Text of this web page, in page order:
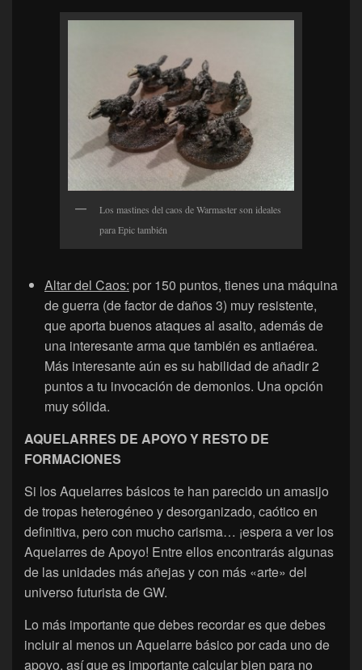
Los mastines del caos de Warmaster son ideales
para Epic también
Altar del Caos: por 150 puntos, tienes una máquina
de guerra (de factor de daños 3) muy resistente,
que aporta buenos ataques al asalto, además de
una interesante arma que también es antiaérea.
Más interesante aún es su habilidad de añadir 2
puntos a tu invocación de demonios. Una opción
muy sólida.
AQUELARRES DE APOYO Y RESTO DE
FORMACIONES
Si los Aquelarres básicos te han parecido un amasijo
de tropas heterogéneo y desorganizado, caótico en
definitiva, pero con mucho carisma… ¡espera a ver los
Aquelarres de Apoyo! Entre ellos encontrarás algunas
de las unidades más añejas y con más «arte» del
universo futurista de GW.
Lo más importante que debes recordar es que debes
incluir al menos un Aquelarre básico por cada uno de
apoyo, así que es importante calcular bien para no